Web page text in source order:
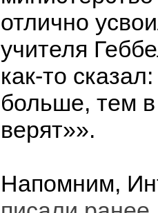
отлично
учителя
как-то
больше, тем
верят»».
Напомним,